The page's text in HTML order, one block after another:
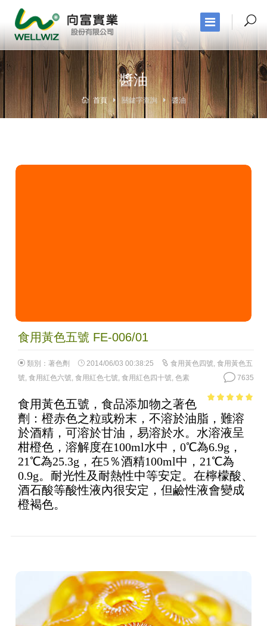
醬油
首頁 關鍵字查詢 醬油
食用黃色五號 FE-006/01
類別： 著色劑 2014/06/03 00:38:25 食用黃色四號, 食用黃色五
號, 食用紅色六號, 食用紅色七號, 食用紅色四十號, 色素 7635
5
食用黃色五號，食品添加物之著色
劑：橙赤色之粒或粉末，不溶於油脂，難溶
於酒精，可溶於甘油，易溶於水。水溶液呈
柑橙色，溶解度在100ml水中，0℃為6.9g，
21℃為25.3g，在5％酒精100ml中，21℃為
0.9g。耐光性及耐熱性中等安定。在檸檬酸、
酒石酸等酸性液內很安定，但鹼性液會變成
橙褐色。